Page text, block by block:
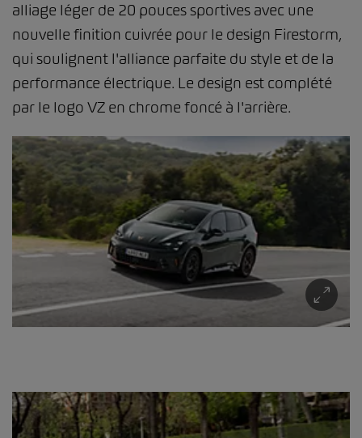
alliage léger de 20 pouces sportives avec une
nouvelle finition cuivrée pour le design Firestorm,
qui soulignent l'alliance parfaite du style et de la
performance électrique. Le design est complété
par le logo VZ en chrome foncé à l'arrière.